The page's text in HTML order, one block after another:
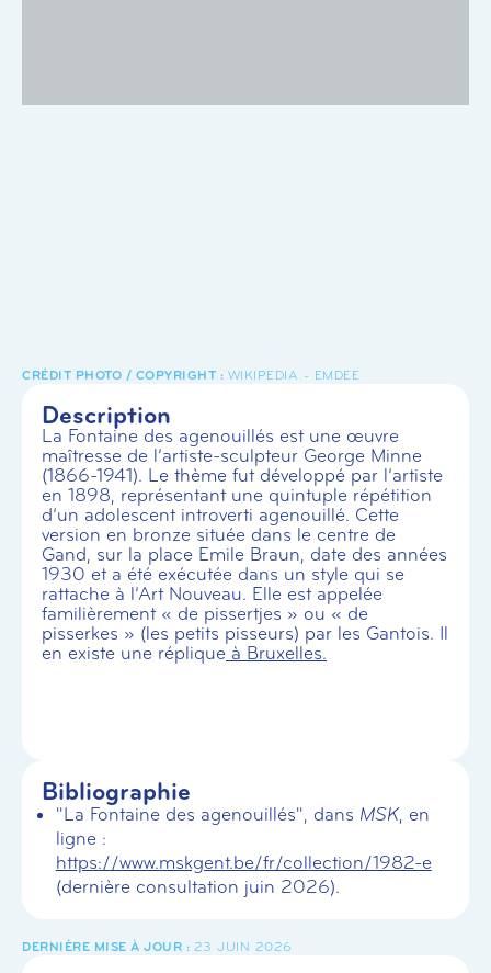
WIKIPEDIA - EMDEE
Description
La Fontaine des agenouillés est une œuvre
maîtresse de l’artiste-sculpteur George Minne
(1866-1941). Le thème fut développé par l’artiste
en 1898, représentant une quintuple répétition
d’un adolescent introverti agenouillé. Cette
version en bronze située dans le centre de
Gand, sur la place Emile Braun, date des années
1930 et a été exécutée dans un style qui se
rattache à l’Art Nouveau. Elle est appelée
familièrement « de pissertjes » ou « de
pisserkes » (les petits pisseurs) par les Gantois. Il
en existe une réplique à Bruxelles.
Bibliographie
"La Fontaine des agenouillés", dans MSK, en
ligne :
https://www.mskgent.be/fr/collection/1982-e
(dernière consultation juin 2026).
23 JUIN 2026